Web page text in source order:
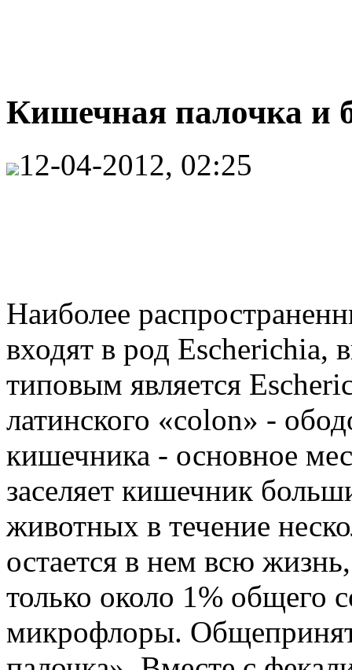
Кишечная палочка и
12-04-2012, 02:25
Наиболее
входят в род
типовым является
латинского «colon» -
кишечника - основное
заселяет кишечник
животных в течение
остается в нем всю
только около 1% общего
микрофлоры.